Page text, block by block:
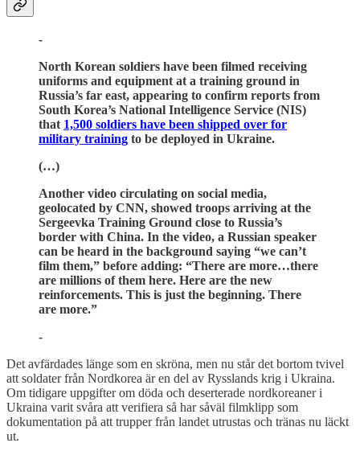
-
North Korean soldiers have been filmed receiving
uniforms and equipment at a training ground in
Russia’s far east, appearing to confirm reports from
South Korea’s National Intelligence Service (NIS)
that 1,500 soldiers have been shipped over for
military training to be deployed in Ukraine.
(…)
Another video circulating on social media,
geolocated by CNN, showed troops arriving at the
Sergeevka Training Ground close to Russia’s
border with China. In the video, a Russian speaker
can be heard in the background saying “we can’t
film them,” before adding: “There are more…there
are millions of them here. Here are the new
reinforcements. This is just the beginning. There
are more.”
-
Det avfärdades länge som en skröna, men nu står det bortom tvivel
att soldater från Nordkorea är en del av Rysslands krig i Ukraina.
Om tidigare uppgifter om döda och deserterade nordkoreaner i
Ukraina varit svåra att verifiera så har såväl filmklipp som
dokumentation på att trupper från landet utrustas och tränas nu läckt
ut.